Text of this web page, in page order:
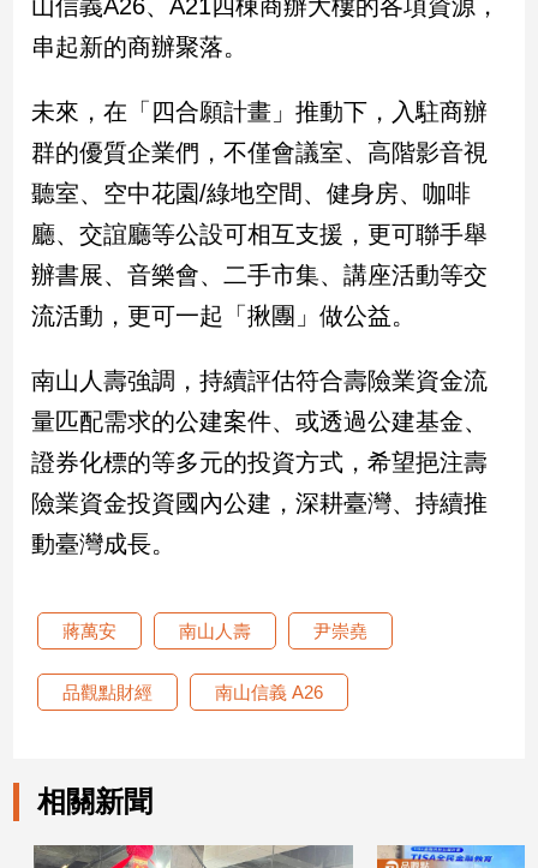
山信義A26、A21四棟商辦大樓的各項資源，
串起新的商辦聚落。
未來，在「四合願計畫」推動下，入駐商辦
群的優質企業們，不僅會議室、高階影音視
聽室、空中花園/綠地空間、健身房、咖啡
廳、交誼廳等公設可相互支援，更可聯手舉
辦書展、音樂會、二手市集、講座活動等交
流活動，更可一起「揪團」做公益。
南山人壽強調，持續評估符合壽險業資金流
量匹配需求的公建案件、或透過公建基金、
證券化標的等多元的投資方式，希望挹注壽
險業資金投資國內公建，深耕臺灣、持續推
動臺灣成長。
蔣萬安 南山人壽 尹崇堯
品觀點財經 南山信義 A26
相關新聞